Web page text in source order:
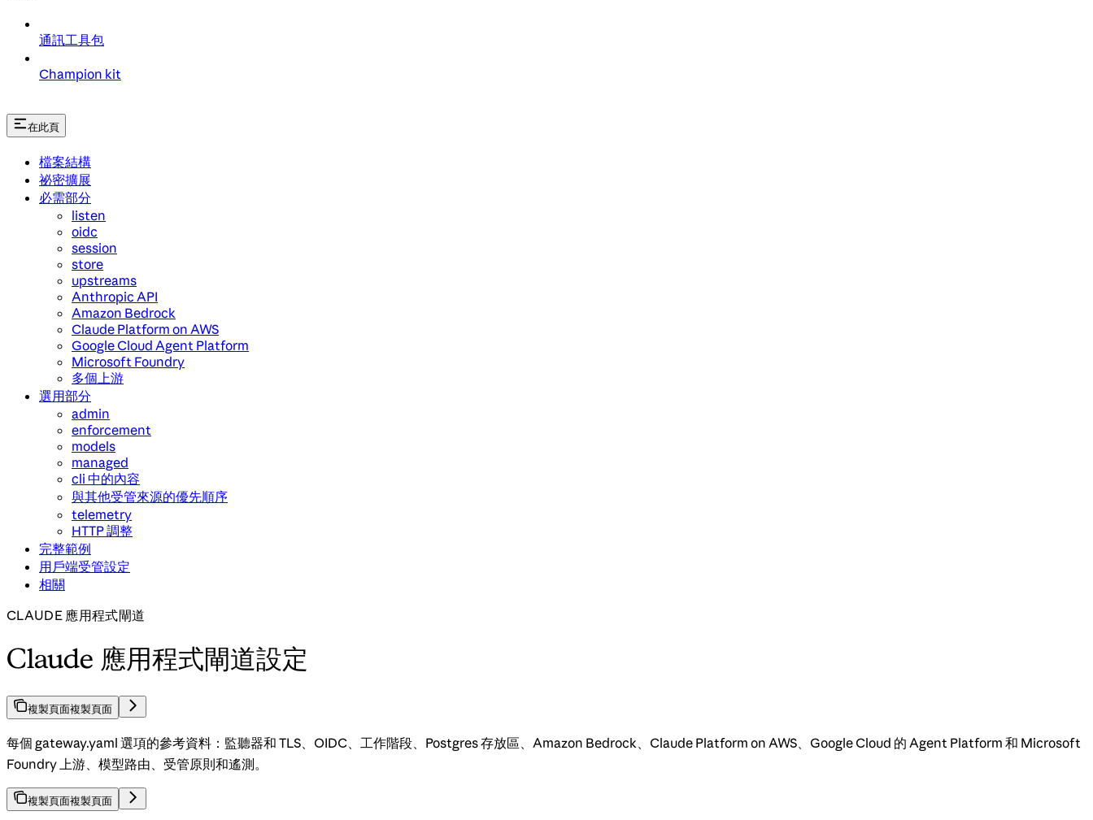
通訊工具包
Champion kit
在此頁
檔案結構
祕密擴展
必需部分
listen
oidc
session
store
upstreams
Anthropic API
Amazon Bedrock
Claude Platform on AWS
Google Cloud Agent Platform
Microsoft Foundry
多個上游
選用部分
admin
enforcement
models
managed
cli 中的內容
與其他受管來源的優先順序
telemetry
HTTP 調整
完整範例
用戶端受管設定
相關
CLAUDE 應用程式閘道
Claude 應用程式閘道設定
複製頁面複製頁面
每個 gateway.yaml 選項的參考資料：監聽器和 TLS、OIDC、工作階段、Postgres 存放區、Amazon Bedrock、Claude Platform on AWS、Google Cloud 的 Agent Platform 和 Microsoft
Foundry 上游、模型路由、受管原則和遙測。
複製頁面複製頁面